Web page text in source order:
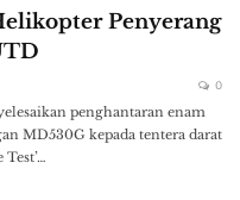
Penyerang
0
penghantaran enam
MD530G kepada tentera darat